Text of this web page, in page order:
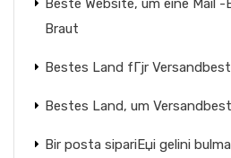
Beste Website, um eine Mail
Braut
Bestes Land fГјr
Bestes Land, um
Bir posta sipariЕџi gelini